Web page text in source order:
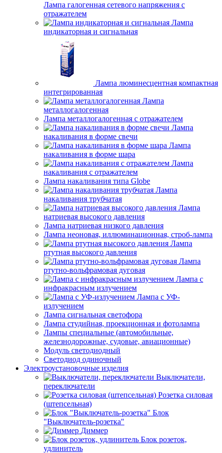
Лампа галогенная сетевого напряжения с
отражателем
Лампа
индикаторная и сигнальная
Лампа люминесцентная компактная
интегрированная
Лампа
металлогалогенная
Лампа металлогалогенная с отражателем
Лампа
накаливания в форме свечи
Лампа
накаливания в форме шара
Лампа
накаливания с отражателем
Лампа накаливания типа Globe
Лампа
накаливания трубчатая
Лампа
натриевая высокого давления
Лампа натриевая низкого давления
Лампа неоновая, иллюминационная, строб-лампа
Лампа
ртутная высокого давления
Лампа
ртутно-вольфрамовая дуговая
Лампа с
инфракрасным излучением
Лампа с УФ-
излучением
Лампа сигнальная светофора
Лампа студийная, проекционная и фотолампа
Лампы специальные (автомобильные,
железнодорожные, судовые, авиационные)
Модуль светодиодный
Светодиод одиночный
Электроустановочные изделия
Выключатели,
переключатели
Розетка силовая
(штепсельная)
Блок
"Выключатель-розетка"
Диммер
Блок розеток,
удлинитель